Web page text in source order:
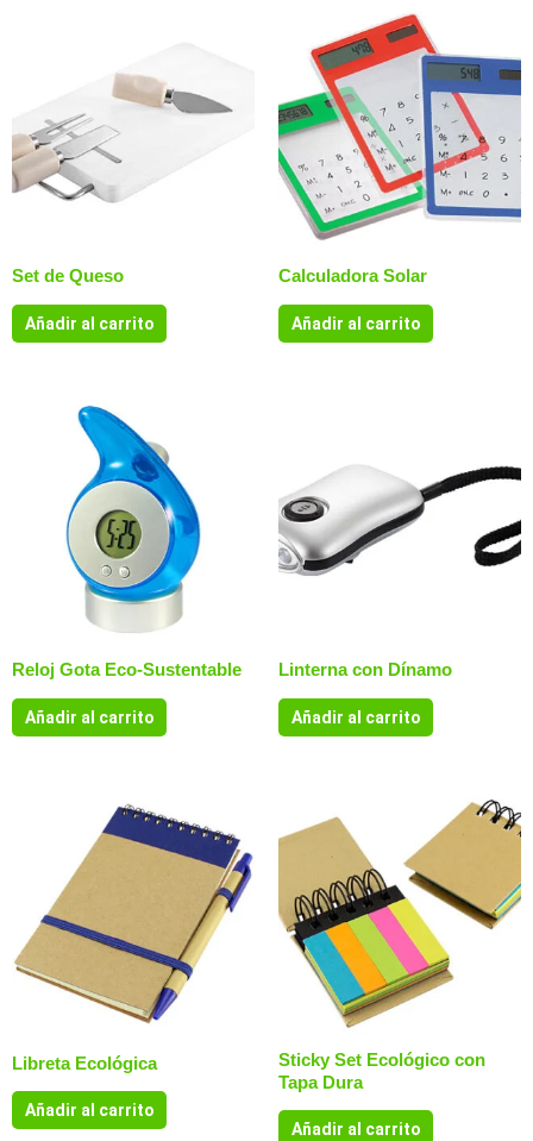
Set de Queso
Añadir al carrito
Calculadora Solar
Añadir al carrito
Reloj Gota Eco-Sustentable
Añadir al carrito
Linterna con Dínamo
Añadir al carrito
Libreta Ecológica
Añadir al carrito
Sticky Set Ecológico con
Tapa Dura
Añadir al carrito